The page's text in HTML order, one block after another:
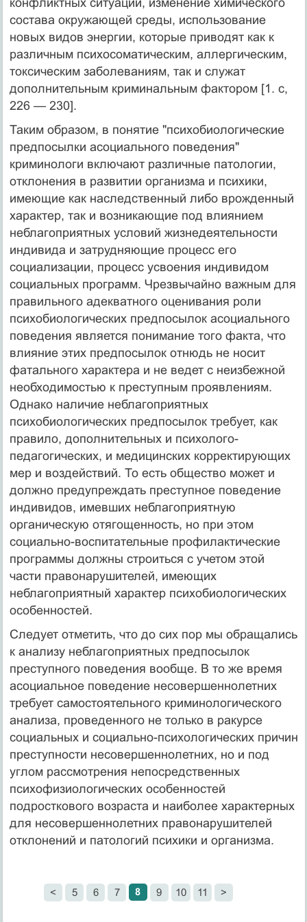
состава окружающей среды, использование
новых видов энергии, которые приводят как к
различным психосоматическим, аллергическим,
токсическим заболеваниям, так и служат
дополнительным криминальным фактором [1. с,
226 — 230].
Таким образом, в понятие "психобиологические
предпосылки асоциального поведения"
криминологи включают различные патологии,
отклонения в развитии организма и психики,
имеющие как наследственный либо врожденный
характер, так и возникающие под влиянием
неблагоприятных условий жизнедеятельности
индивида и затрудняющие процесс его
социализации, процесс усвоения индивидом
социальных программ. Чрезвычайно важным для
правильного адекватного оценивания роли
психобиологических предпосылок асоциального
поведения является понимание того факта, что
влияние этих предпосылок отнюдь не носит
фатального характера и не ведет с неизбежной
необходимостью к преступным проявлениям.
Однако наличие неблагоприятных
психобиологических предпосылок требует, как
правило, дополнительных и психолого-
педагогических, и медицинских корректирующих
мер и воздействий. То есть общество может и
должно предупреждать преступное поведение
индивидов, имевших неблагоприятную
органическую отягощенность, но при этом
социально-воспитательные профилактические
программы должны строиться с учетом этой
части правонарушителей, имеющих
неблагоприятный характер психобиологических
особенностей.
Следует отметить, что до сих пор мы обращались
к анализу неблагоприятных предпосылок
преступного поведения вообще. В то же время
асоциальное поведение несовершеннолетних
требует самостоятельного криминологического
анализа, проведенного не только в ракурсе
социальных и социально-психологических причин
преступности несовершеннолетних, но и под
углом рассмотрения непосредственных
психофизиологических особенностей
подросткового возраста и наиболее характерных
для несовершеннолетних правонарушителей
отклонений и патологий психики и организма.
< 5 6 7 8 9 10 11 >